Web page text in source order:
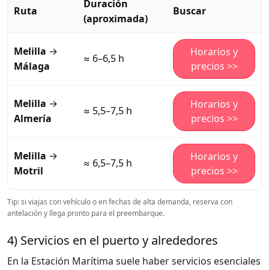
Ruta
Duración
(aproximada)
Buscar
Melilla →
Málaga
≈ 6–6,5 h
Horarios y
precios >>
Melilla →
Almería
≈ 5,5–7,5 h
Horarios y
precios >>
Melilla →
Motril
≈ 6,5–7,5 h
Horarios y
precios >>
Tip: si viajas con vehículo o en fechas de alta demanda, reserva con
antelación y llega pronto para el preembarque.
4) Servicios en el puerto y alrededores
En la Estación Marítima suele haber servicios esenciales